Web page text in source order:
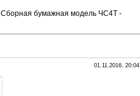
Сборная бумажная модель ЧС4Т -
01.11.2016, 20:04